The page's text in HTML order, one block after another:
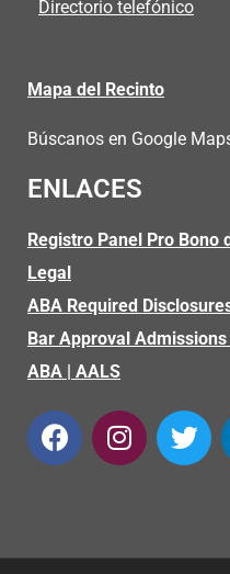
Directorio telefónico
Mapa del Recinto
Búscanos en Google
ENLACES
Registro Panel Pro Bono
Legal
ABA Required
Bar Approval
ABA | AALS